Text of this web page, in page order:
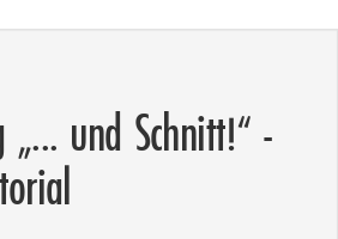
„... und Schnitt!“ -